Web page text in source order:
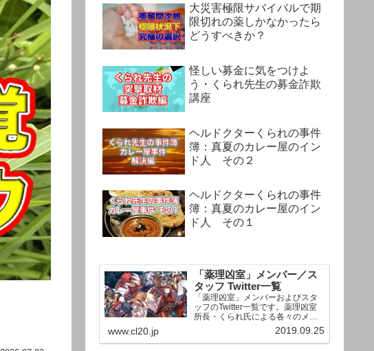
大災害極限サバイバルで期
限切れの薬しかなかったら
どうすべきか？
怪しい募金に気をつけよ
う・くられ先生の募金詐欺
講座
ヘルドクターくられの事件
簿：真夏のカレー屋のイン
ド人 その２
ヘルドクターくられの事件
簿：真夏のカレー屋のイン
ド人 その１
「薬理凶室」メンバー／ス
タッフ Twitter一覧
「薬理凶室」メンバーおよびスタ
ッフのTwitter一覧です。薬理凶室
所長・くられ氏による各々のメン
バーの一言紹介付き。Twitterへの
リンクの下にあるフォローボタン
を押すとそのままフォローできま
www.cl20.jp 2019.09.25